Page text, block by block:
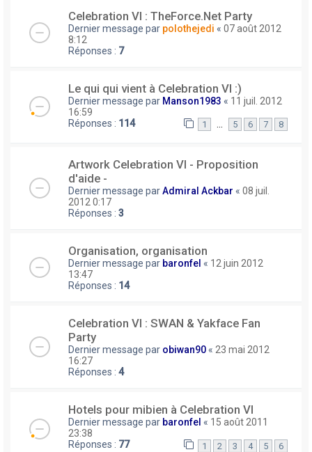
Celebration VI : TheForce.Net Party
Dernier message par polothejedi « 07 août 2012
8:12
Réponses : 7
Le qui qui vient à Celebration VI :)
Dernier message par Manson1983 « 11 juil. 2012
16:59
Réponses : 114 1 … 5 6 7 8
Artwork Celebration VI - Proposition
d'aide -
Dernier message parAdmiral Ackbar « 08 juil.
2012 0:17
Réponses : 3
Organisation, organisation
Dernier message par baronfel « 12 juin 2012
13:47
Réponses : 14
Celebration VI : SWAN & Yakface Fan
Party
Dernier message par obiwan90 « 23 mai 2012
16:27
Réponses : 4
Hotels pour mibien à Celebration VI
Dernier message par baronfel « 15 août 2011
23:38
Réponses : 77 1 2 3 4 5 6